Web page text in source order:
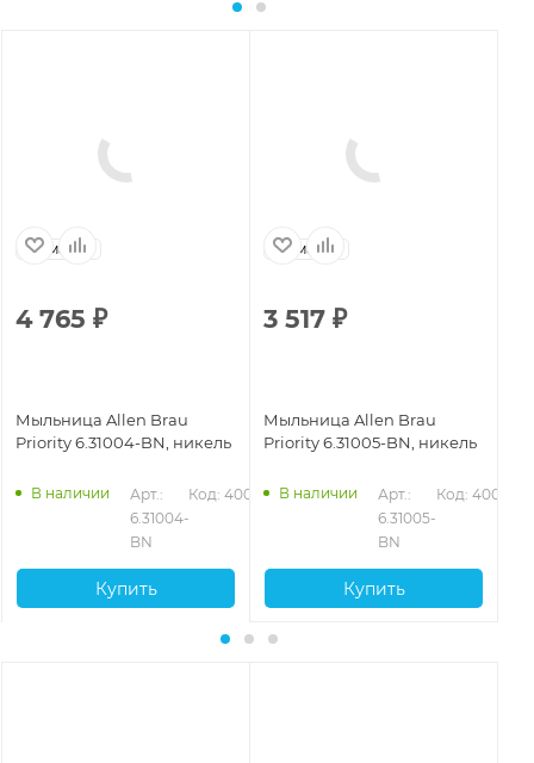
Германия
4 765 ₽
Мыльница Allen Brau
Priority 6.31004-BN, никель
В наличии
Арт.:
6.31004-
BN
Код: 40049
Купить
Германия
3 517 ₽
Мыльница Allen Brau
Priority 6.31005-BN, никель
В наличии
Арт.:
6.31005-
BN
Код: 40052
Купить